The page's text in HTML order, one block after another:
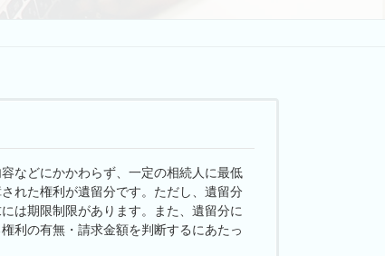
などにかかわらず、一定の相続人に最低
された権利が遺留分です。ただし、遺留分
は期限制限があります。また、遺留分に
利の有無・請求金額を判断するにあたっ